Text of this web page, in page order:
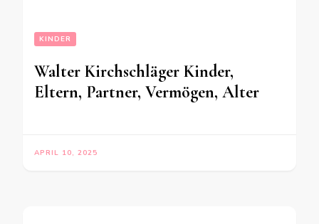
KINDER
Walter Kirchschläger Kinder,
Eltern, Partner, Vermögen, Alter
APRIL 10, 2025